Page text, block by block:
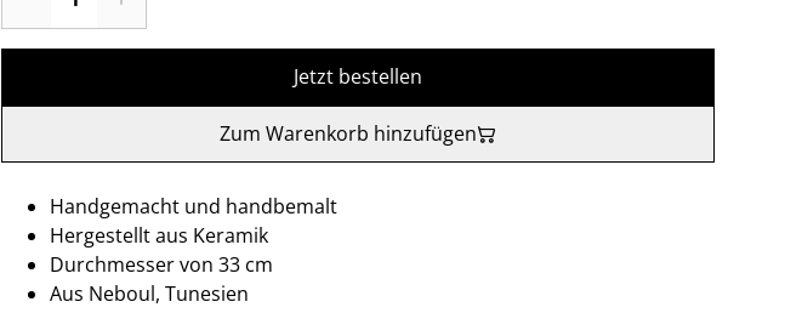
Jetzt bestellen
Zum Warenkorb hinzufügen
Handgemacht und handbemalt
Hergestellt aus Keramik
Durchmesser von 33 cm
Aus Neboul, Tunesien